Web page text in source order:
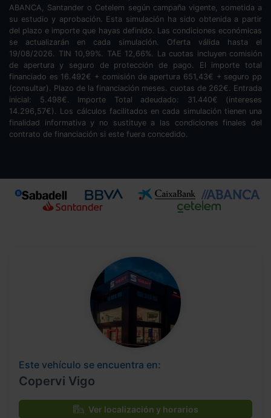
ABANCA, Santander o Cetelem según campaña vigente, sometida a
su estudio y aprobación. Esta simulación ha sido obtenida a partir
del plazo e importe que hayas definido. Las condiciones económicas
se actualizarán en cada simulación. Oferta válida hasta el
19/08/2026. TIN 10,99%. TAE 12,66%. La cuotas incluyen comisión
de apertura y seguro de protección de pago. El importe total
financiado es 16.492€ + comisión de apertura 651,43€ + seguro pp
(consultar). Plazo de la financiación meses. cuotas de 262€. Entrada
inicial: 5.498€. Importe Total adeudado: 31.440€ (intereses
14.296,57€). Los cálculos facilitados en cada simulación tienen una
finalidad informativa y no sustituye a las condiciones finales del
contrato de financiación si este fuera concedido.
Este vehículo se encuentra en:
Copervi Vigo
Ver localización y horarios